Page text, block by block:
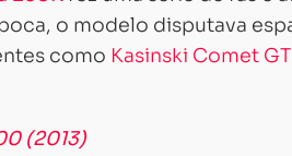
o modelo disputava
como Kasinski Comet
(2013)